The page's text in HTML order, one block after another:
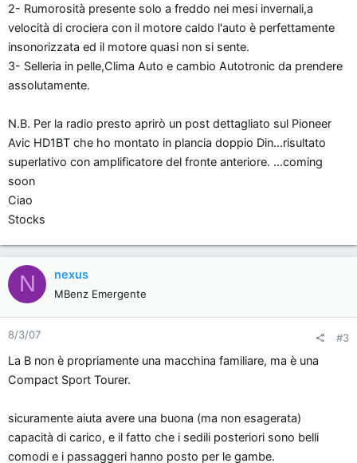
2- Rumorosità presente solo a freddo nei mesi invernali,a
velocità di crociera con il motore caldo l'auto è perfettamente
insonorizzata ed il motore quasi non si sente.
3- Selleria in pelle,Clima Auto e cambio Autotronic da prendere
assolutamente.
N.B. Per la radio presto aprirò un post dettagliato sul Pioneer
Avic HD1BT che ho montato in plancia doppio Din...risultato
superlativo con amplificatore del fronte anteriore. ...coming
soon
Ciao
Stocks
N nexus
MBenz Emergente
8/3/07 #3
La B non è propriamente una macchina familiare, ma è una
Compact Sport Tourer.
sicuramente aiuta avere una buona (ma non esagerata)
capacità di carico, e il fatto che i sedili posteriori sono belli
comodi e i passaggeri hanno posto per le gambe.